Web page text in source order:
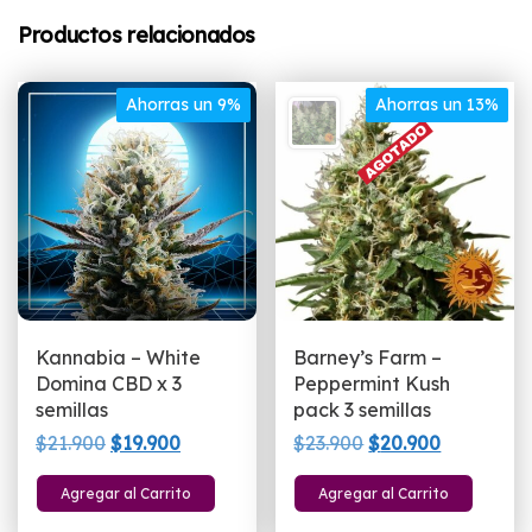
Productos relacionados
Ahorras un 9%
Kannabia – White
Domina CBD x 3
semillas
$21.900 El
precio
original
$19.900El
precio
actual
Agregar al Carrito
Ahorras un 13%
Barney’s Farm –
Peppermint Kush
pack 3 semillas
$23.900El
precio
original
$20.900El
precio
actual
Agregar al Carrito